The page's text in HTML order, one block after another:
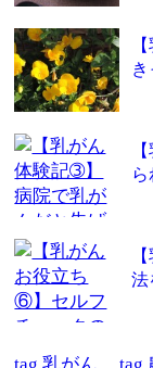
法
tag乳がん tag